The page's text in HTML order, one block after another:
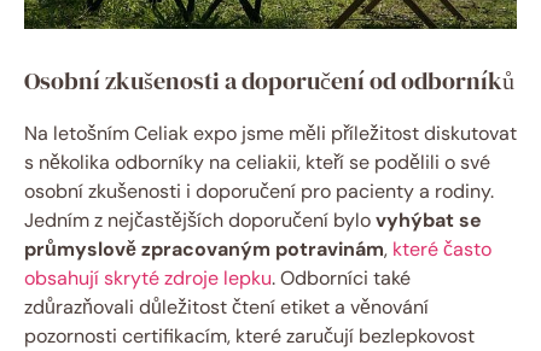
Osobní zkušenosti a doporučení⁤ od odborníků
Na letošním Celiak expo jsme měli příležitost diskutovat
s několika odborníky na celiakii, kteří se podělili o své
osobní zkušenosti i doporučení pro​ pacienty a rodiny.⁣
Jedním z ⁣nejčastějších doporučení bylovyhýbat se
průmyslově zpracovaným potravinám, které často
obsahují skryté zdroje lepku. Odborníci také
zdůrazňovali důležitost čtení etiket a věnování
pozornosti certifikacím, které zaručují bezlepkovost